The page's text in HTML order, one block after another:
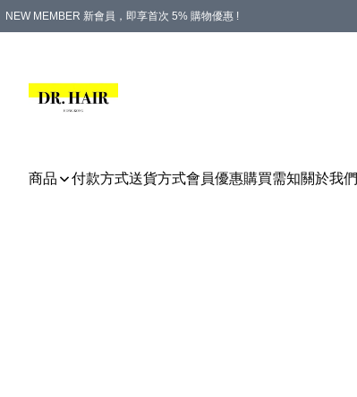
NEW MEMBER 新會員，即享首次 5% 購物優惠 !
商品 付款方式送貨方式會員優惠購買需知關於我們